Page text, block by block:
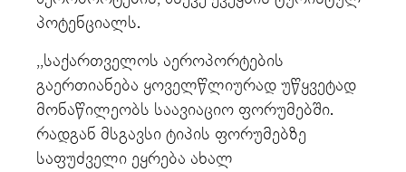
პოტენციალს.
,,საქართველოს აეროპორტების
გაერთიანება ყოველწლიურად უწყვეტად
მონაწილეობს საავიაციო ფორუმებში.
რადგან მსგავსი ტიპის ფორუმებზე
საფუძველი ეყრება ახალ